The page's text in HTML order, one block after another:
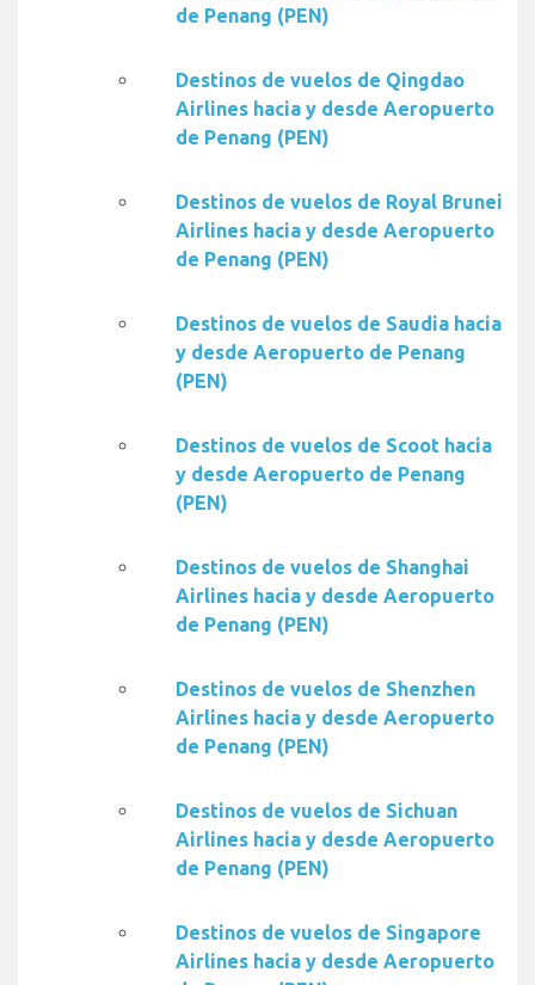
de Penang (PEN)
Destinos de vuelos de Qingdao
Airlines hacia y desde Aeropuerto
de Penang (PEN)
Destinos de vuelos de Royal Brunei
Airlines hacia y desde Aeropuerto
de Penang (PEN)
Destinos de vuelos de Saudia hacia
y desde Aeropuerto de Penang
(PEN)
Destinos de vuelos de Scoot hacia
y desde Aeropuerto de Penang
(PEN)
Destinos de vuelos de Shanghai
Airlines hacia y desde Aeropuerto
de Penang (PEN)
Destinos de vuelos de Shenzhen
Airlines hacia y desde Aeropuerto
de Penang (PEN)
Destinos de vuelos de Sichuan
Airlines hacia y desde Aeropuerto
de Penang (PEN)
Destinos de vuelos de Singapore
Airlines hacia y desde Aeropuerto